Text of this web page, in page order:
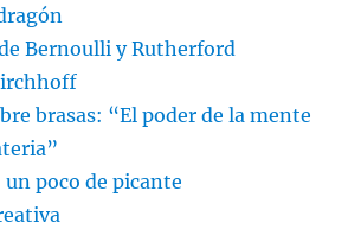
Bernoulli y Rutherford
brasas: “El poder de la mente
un poco de picante